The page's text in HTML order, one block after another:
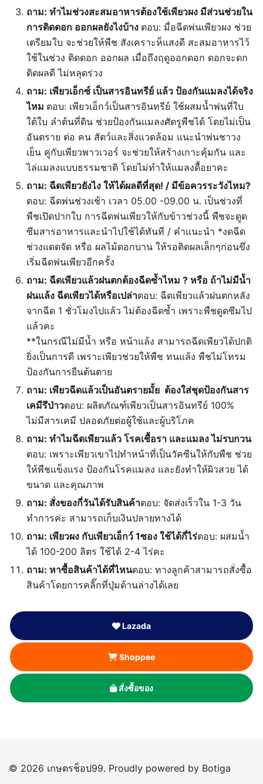
ถาม: ทำไมช่วงสะสมอาหารต้องใช้เพียวผง มีส่วนช่วยใน
การติดดอก ออกผลยังไงบ้าง ตอบ: มื่อฉีดพ่นเพียวผง ช่วย
เตรียมใบ จะช่วยให้พืช สังเคราะห็แสงดี สะสมอาหารไว้
ใช้ในช่วง ติดดอก ออกผล เมื่อถึงฤดูออกดอก ดอกจะดก
ติดผลดี ไม่หลุดร่วง
ถาม: เพียวเอ็กซ์ เป็นสารอินทรีย์ แล้ว ป้องกันแมลงได้จริง
ไหม ตอบ: เพียวเอ็กว์เป็นสารอินทรีย์ ใช้ผสมน้ำพ่นที่ใบ
ใต้ใบ ลำต้นที่ดิน ช่วยป้องกันแมลงศัตรูพืชได้ โดยไม่เป็น
อันตราย ต่อ คน สัตว์และสิ่งแวดล้อม แนะนำพ่นชาวง
เย็น คู่กับเพียวพาวเวอร์ จะช่วยให้สร้างเกาะคุ้มกัน และ
ไล่แมลงแบบธรรมชาติ โดยไม่ทำให้แมลงดื้อยาคะ
ถาม: ฉีดเพียวยังไง ให้ได้ผลดีที่สุด! / มีข้อควรระวังไหม?
ตอบ: ฉีดพ่นช่วงเช้า เวลา 05.00 -09.00 น. เป็นช่วงที่
พืชเปิดปากใบ การฉีดพ่นเพียวให้กับข้าวช่วงนี้ พืชจะดูด
ซึมสารอาหารและนำไปใช้ได้ทันที / คำแนะนำ *งดฉีด
ช่วงแดดจัด หรือ ผลไม้ดอกบาน ให้รอติดผลเล็กๆก่อนขึ่ง
เริ่มฉีดพ่นเพียวอีกครั้ง
ถาม: ฉีดเพียวแล้วฝนตกต้องฉีดซ้ำไหม ? หรือ ถ้าไม่มีน้ำ
ฝนแล้ง ฉีดเพียวได้หรือเปล่าตอบ: ฉีดเพียวแล้วฝนตกหลัง
จากฉีด 1 ชั่วโมงไปแล้ว ไม่ต้องฉีดซ้ำ เพราะพืชดูดซึมไป
แล้วคะ
**ในกรณีไม่มีน้ำ หรือ หน้าแล้ง สามารถฉีดเพียวได้ปกติ
ยิ่งเป็นการดี เพราะเพียวช่วยให้พืช ทนแล้ง พืชไม่โทรม
ป้องกันการยืนต้นตาย
ถาม: เพียวฉีดแล้วเป็นอันตรายมั้ย ต้องใส่ชุดป้องกันสาร
เคมีรึป่าวตอบ: ผลิตภัณฑ์เพียวเป็นสารอินทรีย์ 100%
ไม่มีสารเคมี ปลอดภัยต่อผู้ใช้และผู้บริโภค
ถาม: ทำไมฉีดเพียวแล้ว โรคเชื้อรา และแมลง ไม่รบกวน
ตอบ: เพราะเพียวเขาไปทำหน้าที่เป็นวัคซีนให้กับพืช ช่วย
ให้พืชแข็งแรง ป้องกันโรคแมลง และยังทำให้ผิวสวย ได้
ขนาด และคุณภาพ
ถาม: สั่งของกี่วันได้รับสินค้าตอบ: จัดส่งเร็วใน 1-3 วัน
ทำการค่ะ สามารถเก็บเงินปลายทางได้
ถาม: เพียวผง กับเพียวเอ็กว์ 1ซอง ใช้ได้กี่ไร่ตอบ: ผสมน้ำ
ได้ 100-200 ลิตร ใช้ได้ 2-4 ไร่คะ
ถาม: หาซื้อสินค้าได้ที่ไหนตอบ: ทางลูกค้าสามารถสั่งซื้อ
สินค้าโดยการคลิ๊กที่ปุ่มด้านล่างได้เลย
Lazada
Shoppee
สั่งซื้อของ
© 2026 เกษตรช็อป99. Proudly powered by Botiga